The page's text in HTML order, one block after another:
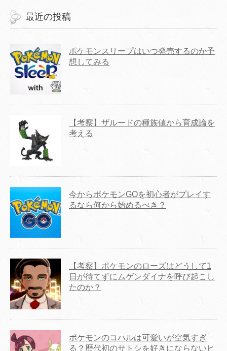
最近の投稿
ポケモンスリープはいつ発売するのか予
想してみる
【考察】ザルードの種族値から育成論を
考える
今からポケモンGOを初心者がプレイす
るなら何から始めるべき？
【考察】ポケモンのローズはどうして1
日が待てずにムゲンダイナを呼び起こし
たのか？
ポケモンのコハルは可愛いが空気すぎ
る？歴代初のサトシを好きにならないヒ